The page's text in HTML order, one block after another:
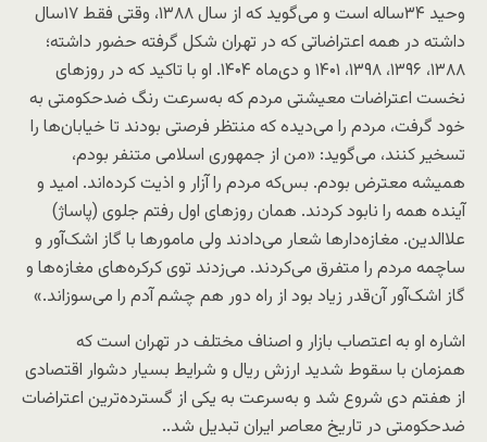
وحید ۳۴ساله است و می‌گوید که از سال ۱۳۸۸، وقتی فقط ۱۷سال
داشته در همه اعتراضاتی که در تهران شکل گرفته حضور داشته؛
۱۳۸۸، ۱۳۹۶، ۱۳۹۸، ۱۴۰۱ و دی‌ماه ۱۴۰۴. او با تاکید که در روزهای
نخست اعتراضات معیشتی مردم که به‌سرعت رنگ ضدحکومتی به
خود گرفت، مردم را می‌دیده که منتظر فرصتی بودند تا خیابان‌ها را
تسخیر کنند، می‌گوید: «من‌ از جمهوری اسلامی متنفر بودم،
همیشه معترض بودم. بس‌که مردم را آزار و اذیت کرده‌اند. امید و
آینده همه را نابود کردند. همان روزهای اول رفتم جلوی (پاساژ)
علاالدین. مغازه‌دارها شعار می‌دادند ولی مامورها با گاز اشک‌آور و
ساچمه مردم را متفرق می‌کردند. می‌زدند توی کرکره‌های مغازه‌ها و
گاز اشک‌آور آن‌قدر زیاد بود از راه دور هم چشم آدم را می‌سوزاند.»
اشاره او به اعتصاب بازار و اصناف مختلف در تهران است که
همزمان با سقوط شدید ارزش ریال و شرایط بسیار دشوار اقتصادی
از هفتم دی شروع شد و به‌سرعت به یکی از گسترده‌ترین اعتراضات
ضدحکومتی در تاریخ معاصر ایران تبدیل شد..